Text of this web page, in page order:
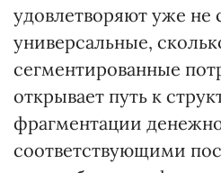
удовлетворяют уже не
универсальные,
сегментированные
открывает путь к
фрагментации
соответствующими